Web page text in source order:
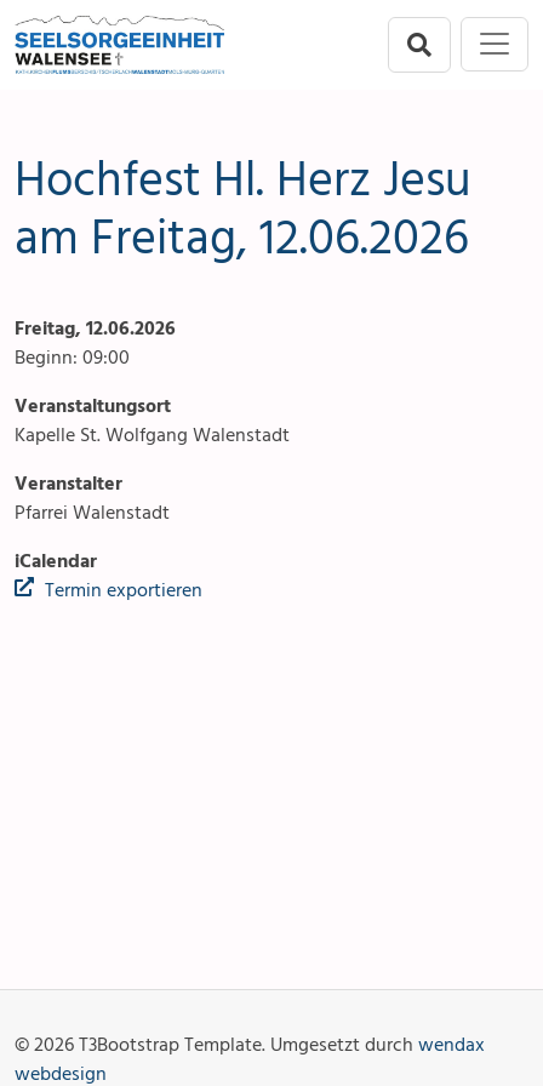
Direkt zur Hauptnavigation springen
Direkt zum Inhalt springen
Hochfest Hl. Herz Jesu
am Freitag, 12.06.2026
Freitag, 12.06.2026
Beginn: 09:00
Veranstaltungsort
Kapelle St. Wolfgang Walenstadt
Veranstalter
Pfarrei Walenstadt
iCalendar
Termin exportieren
© 2026 T3Bootstrap Template. Umgesetzt durch wendax
webdesign
Menu
Berschis-Tscherlach
Mols-Murg-Quarten
Seelsorgeeinheit
Angebote & Sakramente
Aktuelles & Fotogalerie
Links
Stellenangebot
Angebot & Sakramente
Aktuelles
Fotogalerie
Links